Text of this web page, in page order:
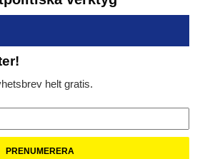
helt gratis.